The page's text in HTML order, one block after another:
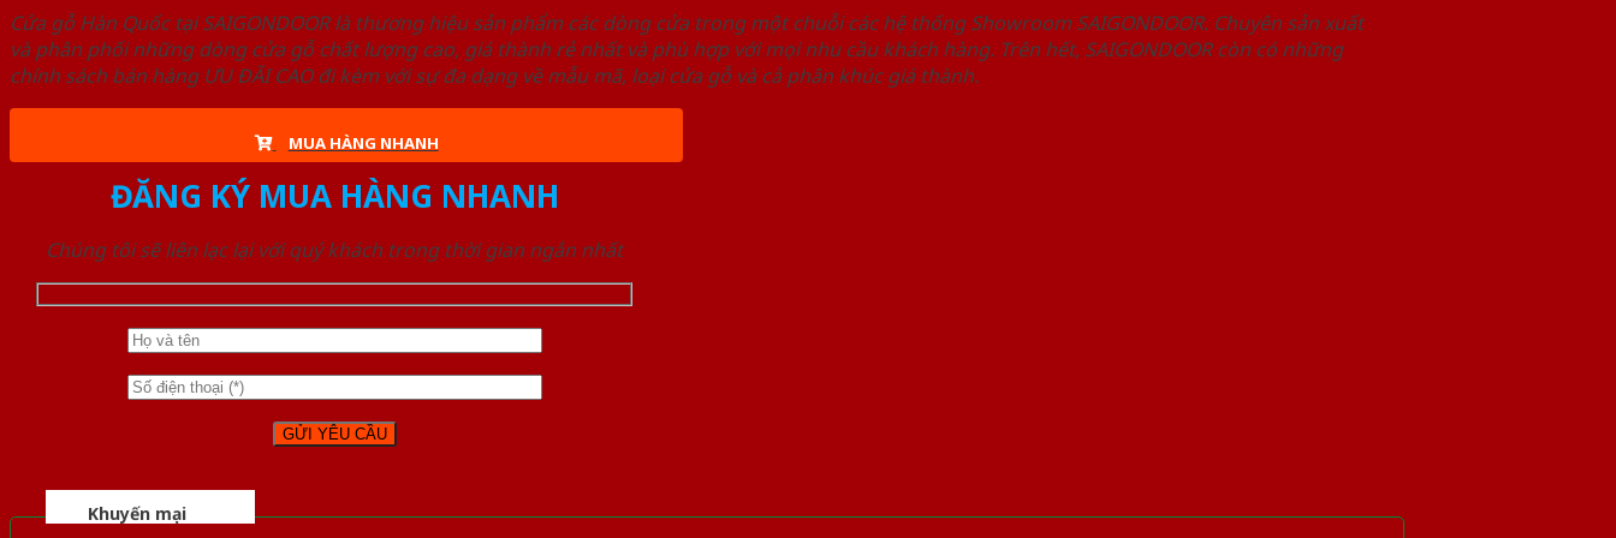
Cửa gỗ Hàn Quốc tại SAIGONDOOR là thương hiệu sản phẩm các dòng cửa trong một chuỗi các hệ thống Showroom SAIGONDOOR. Chuyên sản xuất
và phân phối những dòng cửa gỗ chất lượng cao, giá thành rẻ nhất và phù hợp với mọi nhu cầu khách hàng. Trên hết, SAIGONDOOR còn có những
chính sách bán hàng ƯU ĐÃI CAO đi kèm với sự đa dạng về mẫu mã, loại cửa gỗ và cả phân khúc giá thành.
MUA HÀNG NHANH
ĐĂNG KÝ MUA HÀNG NHANH
Chúng tôi sẽ liên lạc lại với quý khách trong thời gian ngắn nhất
Khuyến mại